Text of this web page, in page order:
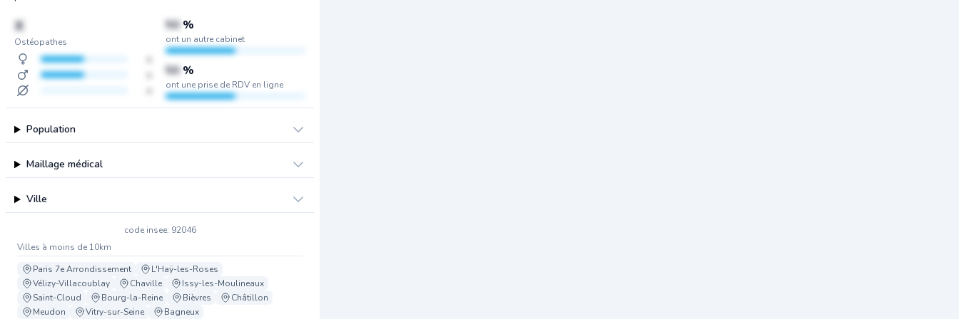
X
Ostéopathes
50 %
ont un autre cabinet
50 %
ont une prise de RDV en ligne
Population
Maillage médical
Ville
code insee: 92046
Villes à moins de 10km
Paris 7e Arrondissement
L'Haÿ-les-Roses
Vélizy-Villacoublay
Chaville
Issy-les-Moulineaux
Saint-Cloud
Bourg-la-Reine Bièvres
Châtillon
Meudon
Vitry-sur-Seine Bagneux